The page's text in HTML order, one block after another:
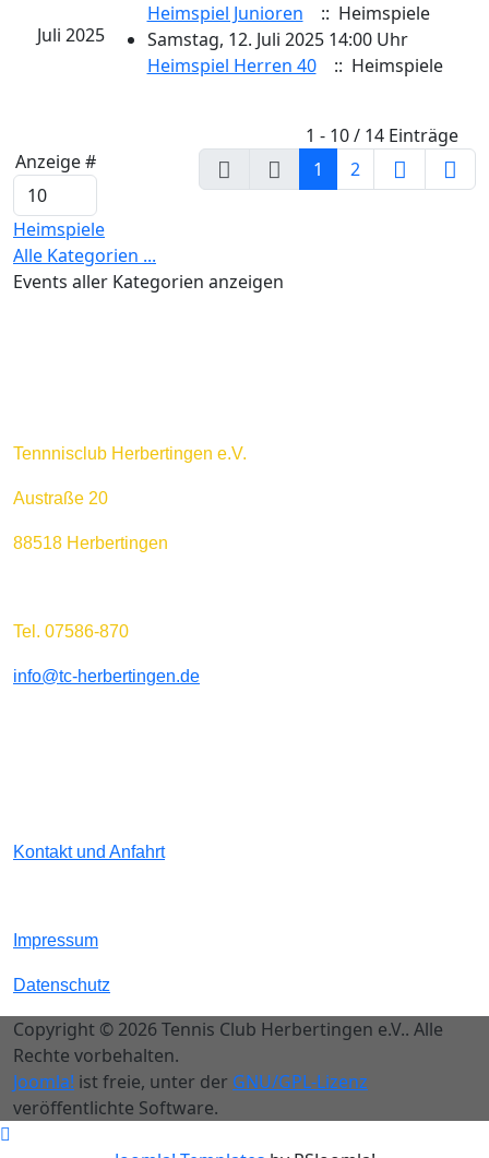
Juli 2025
Heimspiel Junioren
:: Heimspiele
Samstag, 12. Juli 2025 14:00 Uhr
Heimspiel Herren 40
:: Heimspiele
1 - 10 / 14 Einträge
Anzeige #
1 2
Heimspiele
Alle Kategorien ...
Events aller Kategorien anzeigen
Tennnisclub Herbertingen e.V.
Austraße 20
88518 Herbertingen
Tel. 07586-870
info@tc-herbertingen.de
Kontakt und Anfahrt
Impressum
Datenschutz
Copyright © 2026 Tennis Club Herbertingen e.V.. Alle
Rechte vorbehalten.
Joomla! ist freie, unter der GNU/GPL-Lizenz
veröffentlichte Software.